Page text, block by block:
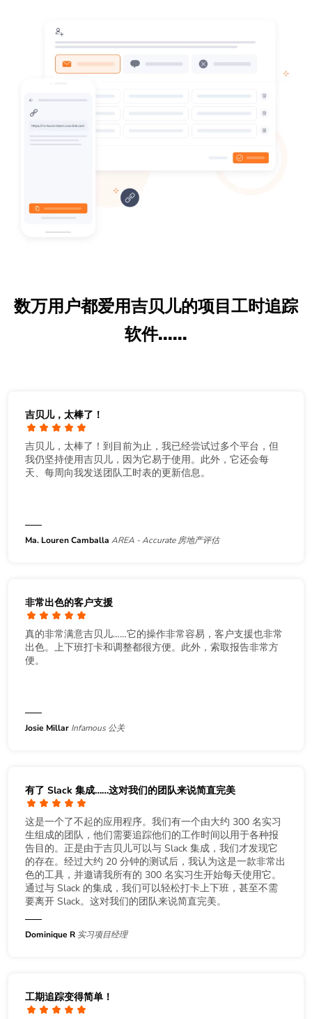
数万用户都爱用吉贝儿的项目工时追踪
软件......
吉贝儿，太棒了！
吉贝儿，太棒了！到目前为止，我已经尝试过多个平台，但
我仍坚持使用吉贝儿，因为它易于使用。此外，它还会每
天、每周向我发送团队工时表的更新信息。
Ma. Louren Camballa AREA - Accurate 房地产评估
非常出色的客户支援
真的非常满意吉贝儿……它的操作非常容易，客户支援也非常
出色。上下班打卡和调整都很方便。此外，索取报告非常方
便。
Josie Millar Infamous 公关
有了 Slack 集成……这对我们的团队来说简直完美
这是一个了不起的应用程序。我们有一个由大约 300 名实习
生组成的团队，他们需要追踪他们的工作时间以用于各种报
告目的。正是由于吉贝儿可以与 Slack 集成，我们才发现它
的存在。经过大约 20 分钟的测试后，我认为这是一款非常出
色的工具，并邀请我所有的 300 名实习生开始每天使用它。
通过与 Slack 的集成，我们可以轻松打卡上下班，甚至不需
要离开 Slack。这对我们的团队来说简直完美。
Dominique R 实习项目经理
工期追踪变得简单！